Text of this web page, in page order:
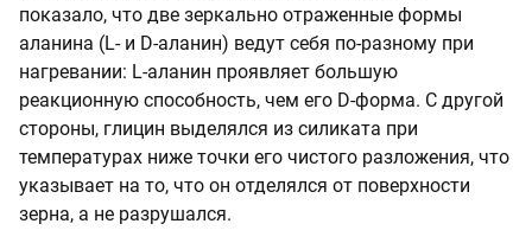
показало, что две зеркально отраженные формы
аланина (L- и D-аланин) ведут себя по-разному при
нагревании: L-аланин проявляет большую
реакционную способность, чем его D-форма. С другой
стороны, глицин выделялся из силиката при
температурах ниже точки его чистого разложения, что
указывает на то, что он отделялся от поверхности
зерна, а не разрушался.